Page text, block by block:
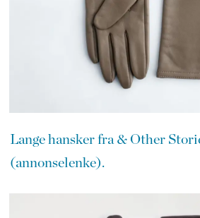
Lange hansker fra & Other
(annonselenke).